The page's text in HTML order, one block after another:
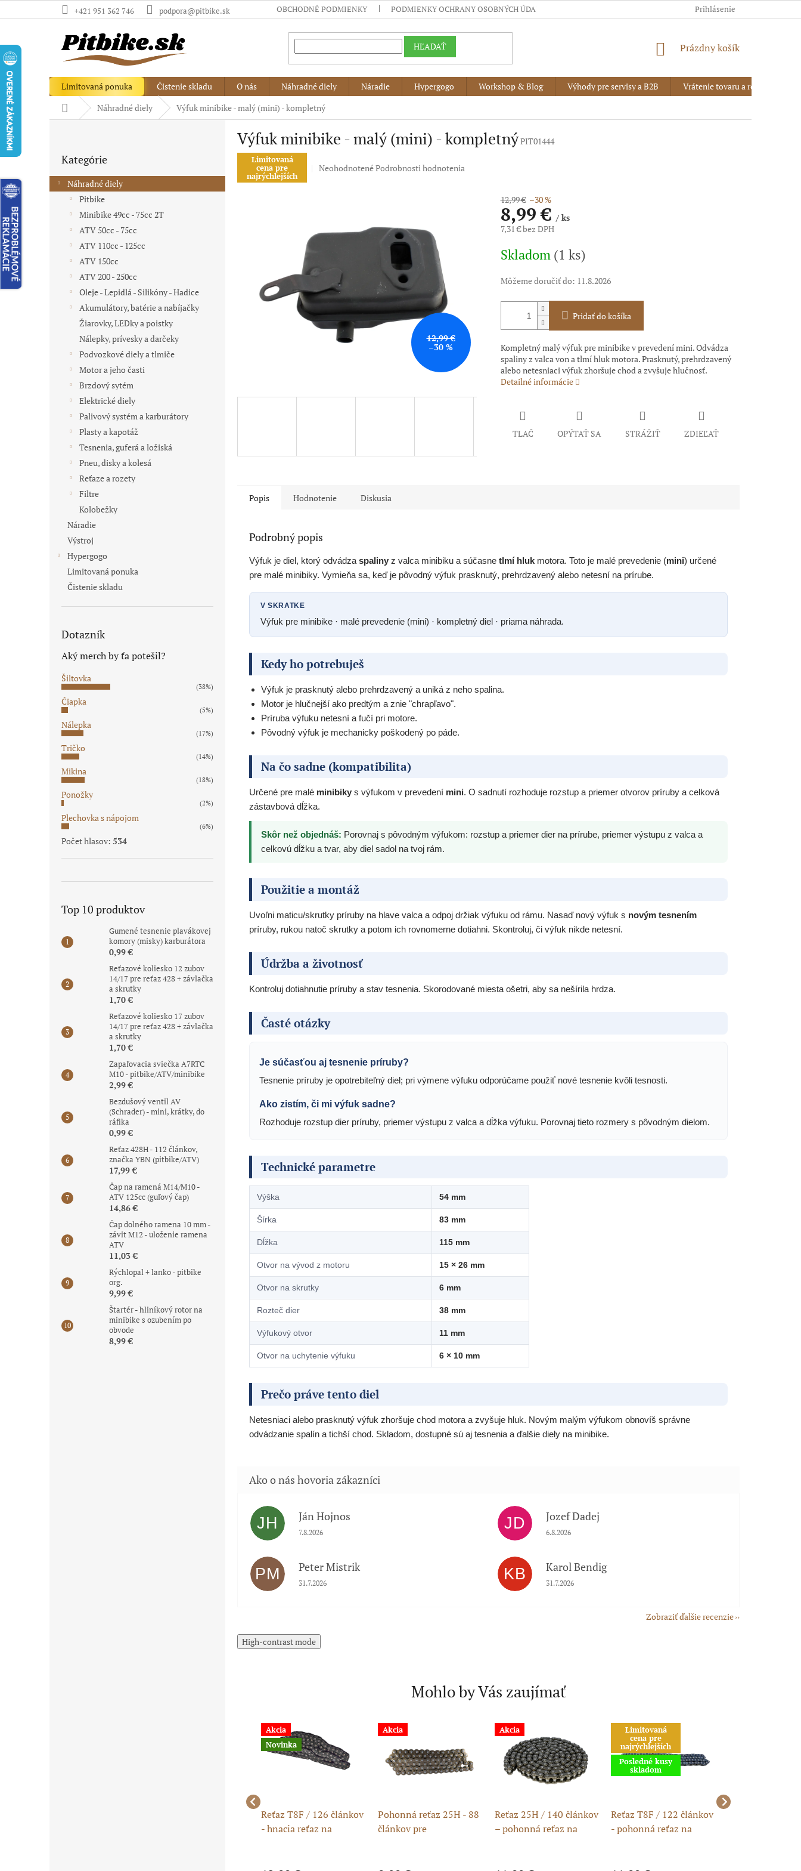
na
+421 951 362 746 podpora@pitbike.sk OBCHODNÉ PODMIENKY PODMIENKY OCHRANY OSOBNÝCH ÚDAJOV Prihlásenie
HĽADAŤ
NÁKUPNÝ
Prázdny košík
Limitovaná ponuka Čistenie skladu O nás Náhradné diely Náradie Hypergogo Workshop & Blog Výhody pre servisy a B2B
Vrátenie tovaru a reklamácia
DomovNáhradné diely Výfuk minibike - malý (mini) - kompletný
ý
p
kategórie
Kategórie
Náhradné diely
Pitbike
Minibike 49cc - 75cc 2T
ATV 50cc - 75cc
ATV 110cc - 125cc
ATV 150cc
ATV 200 - 250cc
Oleje - Lepidlá - Silikóny - Hadice
Akumulátory, batérie a nabíjačky
Žiarovky, LEDky a poistky
Nálepky, prívesky a darčeky
Podvozkové diely a tlmiče
Motor a jeho časti
Brzdový sytém
Elektrické diely
Palivový systém a karburátory
Plasty a kapotáž
Tesnenia, guferá a ložiská
Pneu, disky a kolesá
Reťaze a rozety
Filtre
Kolobežky
Náradie
Výstroj
Hypergogo
Limitovaná ponuka
Čistenie skladu
Dotazník
Aký merch by ťa potešil?
Šiltovka
(38%)
Čiapka
(5%)
Nálepka
(17%)
Tričko
(14%)
Mikina
(18%)
Ponožky
(2%)
Plechovka s nápojom
(6%)
Počet hlasov: 534
Top 10 produktov
Gumené tesnenie plavákovej
komory (misky) karburátora
0,99 €
Reťazové koliesko 12 zubov
14/17 pre reťaz 428 + závlačka
a skrutky
1,70 €
Reťazové koliesko 17 zubov
14/17 pre reťaz 428 + závlačka
a skrutky
1,70 €
Zapaľovacia sviečka A7RTC
M10 - pitbike/ATV/minibike
2,99 €
Bezdušový ventil AV
(Schrader) - mini, krátky, do
ráfika
0,99 €
Reťaz 428H - 112 článkov,
značka YBN (pitbike/ATV)
17,99 €
Čap na ramená M14/M10 -
ATV 125cc (guľový čap)
14,86 €
Čap dolného ramena 10 mm -
závit M12 - uloženie ramena
ATV
11,03 €
Rýchlopal + lanko - pitbike
org.
9,99 €
Štartér - hliníkový rotor na
minibike s ozubením po
obvode
8,99 €
Výfuk minibike - malý (mini) - kompletnýPIT01444
Limitovaná
cena pre
najrýchlejších
Priemerné
5
NeohodnotenéPodrobnosti hodnotenia
12,99 €
–30 %
12,99 € –30 %
8,99 €/ ks
7,31 € bez DPH
cena:
Skladom (1 ks)
Môžeme doručiť do: 11.8.2026
Pridať do košíka
Kompletný malý výfuk pre minibike v prevedení mini. Odvádza
spaliny z valca von a tlmí hluk motora. Prasknutý, prehrdzavený
alebo netesniaci výfuk zhoršuje chod a zvyšuje hlučnosť.
Detailné informácie
TLAČ OPÝTAŤ SA STRÁŽIŤ ZDIEĽAŤ
Popis Hodnotenie Diskusia
Podrobný popis
Výfuk je diel, ktorý odvádza spaliny z valca minibiku a súčasne tlmí hluk motora. Toto je malé prevedenie (mini) určené
pre malé minibiky. Vymieňa sa, keď je pôvodný výfuk prasknutý, prehrdzavený alebo netesní na prírube.
V SKRATKE
Výfuk pre minibike · malé prevedenie (mini) · kompletný diel · priama náhrada.
Kedy ho potrebuješ
Výfuk je prasknutý alebo prehrdzavený a uniká z neho spalina.
Motor je hlučnejší ako predtým a znie "chrapľavo".
Príruba výfuku netesní a fučí pri motore.
Pôvodný výfuk je mechanicky poškodený po páde.
Na čo sadne (kompatibilita)
Určené pre malé minibiky s výfukom v prevedení mini. O sadnutí rozhoduje rozstup a priemer otvorov príruby a celková
zástavbová dĺžka.
Skôr než objednáš: Porovnaj s pôvodným výfukom: rozstup a priemer dier na prírube, priemer výstupu z valca a
celkovú dĺžku a tvar, aby diel sadol na tvoj rám.
Použitie a montáž
Uvoľni maticu/skrutky príruby na hlave valca a odpoj držiak výfuku od rámu. Nasaď nový výfuk s novým tesnením
príruby, rukou natoč skrutky a potom ich rovnomerne dotiahni. Skontroluj, či výfuk nikde netesní.
Údržba a životnosť
Kontroluj dotiahnutie príruby a stav tesnenia. Skorodované miesta ošetri, aby sa nešírila hrdza.
Časté otázky
Je súčasťou aj tesnenie príruby?
Tesnenie príruby je opotrebiteľný diel; pri výmene výfuku odporúčame použiť nové tesnenie kvôli tesnosti.
Ako zistím, či mi výfuk sadne?
Rozhoduje rozstup dier príruby, priemer výstupu z valca a dĺžka výfuku. Porovnaj tieto rozmery s pôvodným dielom.
Technické parametre
Výška 54 mm
Šírka 83 mm
Dĺžka 115 mm
Otvor na vývod z motoru 15 × 26 mm
Otvor na skrutky 6 mm
Rozteč dier 38 mm
Výfukový otvor 11 mm
Otvor na uchytenie výfuku 6 × 10 mm
Prečo práve tento diel
Netesniaci alebo prasknutý výfuk zhoršuje chod motora a zvyšuje hluk. Novým malým výfukom obnovíš správne
odvádzanie spalín a tichší chod. Skladom, dostupné sú aj tesnenia a ďalšie diely na minibike.
JH Ján Hojnos
Hodnotenie obchodu je 5 z 5 hviezdičiek.
7.8.2026
JD Jozef Dadej
Hodnotenie obchodu je 5 z 5 hviezdičiek.
6.8.2026
PM Peter Mistrik
Hodnotenie obchodu je 5 z 5 hviezdičiek.
31.7.2026
KB Karol Bendig
Hodnotenie obchodu je 5 z 5 hviezdičiek.
31.7.2026
Zobraziť ďalšie recenzie
High-contrast mode
Mohlo by Vás zaujímať
Akcia
Novinka
Reťaz T8F / 126 článkov
- hnacia reťaz na
Akcia
Pohonná reťaz 25H - 88
článkov pre
Akcia
Reťaz 25H / 140 článkov
– pohonná reťaz na
Limitovaná
cena pre
najrýchlejších
Posledné kusy
skladom
Reťaz T8F / 122 článkov
- pohonná reťaz na